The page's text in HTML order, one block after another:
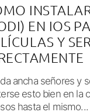
EN IOS
Y
ancha señores y
esto bien en la
hasta el mismo...